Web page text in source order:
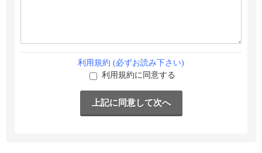
利用規約 (必ずお読み下さい)
利用規約に同意する